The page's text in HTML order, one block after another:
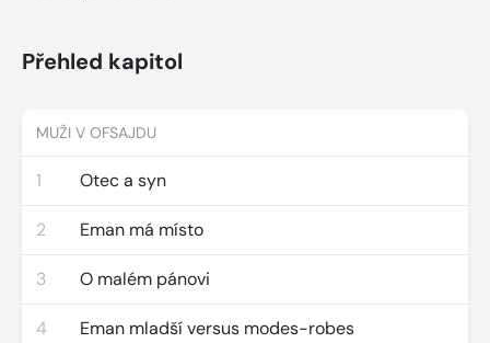
Přehled kapitol
MUŽI V OFSAJDU
1 Otec a syn
2 Eman má místo
3 O malém pánovi
4 Eman mladší versus modes-robes